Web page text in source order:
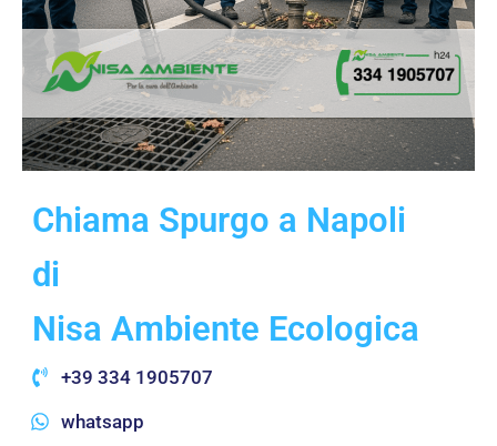
Chiama Spurgo a Napoli
di
Nisa Ambiente Ecologica
+39 334 1905707
whatsapp